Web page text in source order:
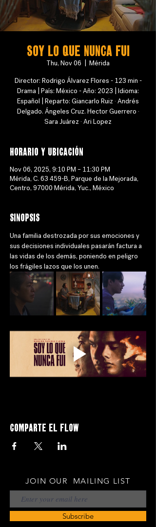
SOY LO QUE NUNCA FUI
Thu, Nov 06
Mérida
Director: Rodrigo Álvarez Flores - 123 min -
Drama | País: México - Año: 2023 | Idioma:
Español | Reparto: Giancarlo Ruiz · Andrés
Delgado. Ángeles Cruz. Hector Guerrero ·
Sara Juárez · Ari Lopez
Horario y ubicación
Nov 06, 2025, 9:10 PM – 11:30 PM
Mérida, C. 63 459-B, Parque de la Mejorada,
Centro, 97000 Mérida, Yuc., México
Sinopsis
Una familia destrozada por sus emociones y
sus decisiones individuales pasarán factura a
las vidas de los demás, poniendo en peligro
los frágiles lazos que los unen.
Comparte el flow
JOIN OUR MAILING LIST
Subscribe